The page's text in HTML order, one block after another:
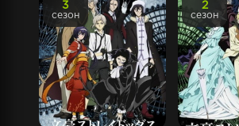
3
сезон
2
сезон